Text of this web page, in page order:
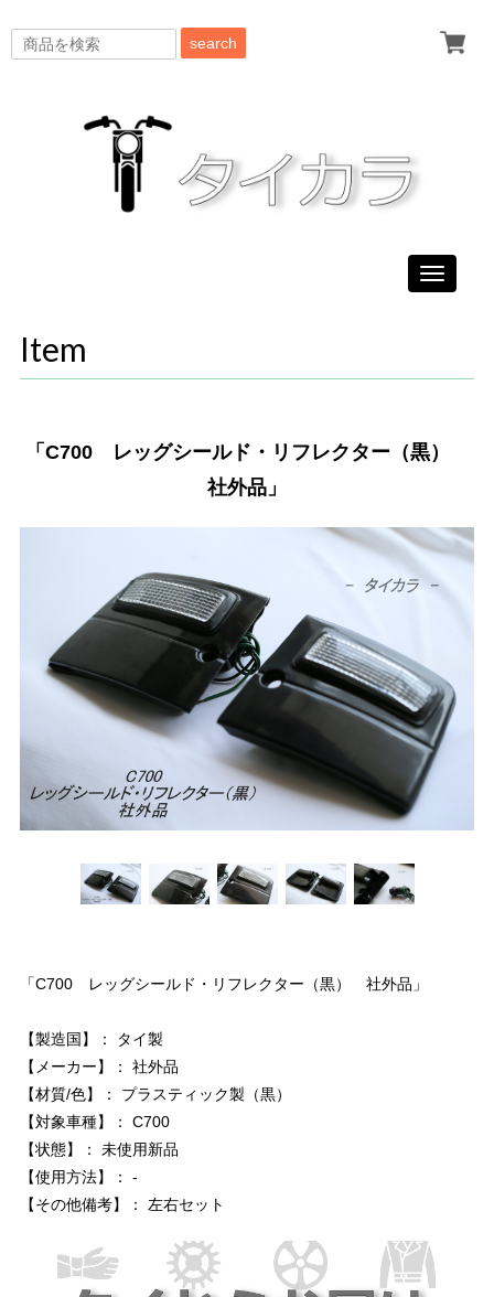
search
Toggle
Item
「C700 レッグシールド・リフレクター（黒）
社外品」
「C700 レッグシールド・リフレクター（黒） 社外品」
【製造国】： タイ製
【メーカー】： 社外品
【材質/色】： プラスティック製（黒）
【対象車種】： C700
【状態】： 未使用新品
【使用方法】： -
【その他備考】： 左右セット